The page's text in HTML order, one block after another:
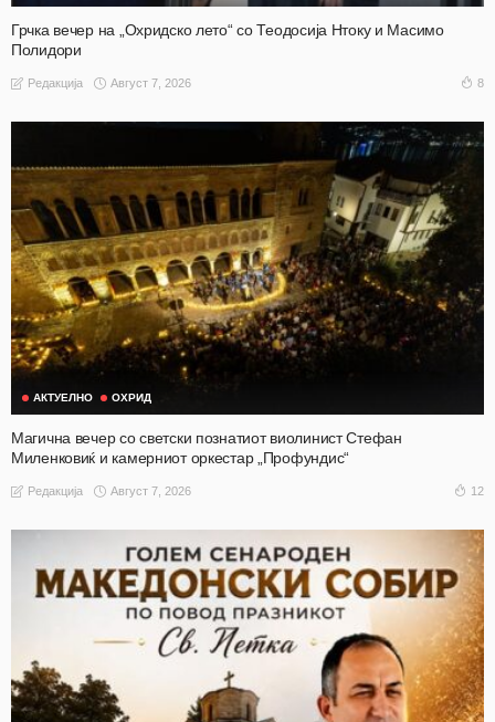
Грчка вечер на „Охридско лето“ со Теодосија Нтоку и Масимо
Полидори
Редакција Август 7, 2026 8
АКТУЕЛНО ОХРИД
Магична вечер со светски познатиот виолинист Стефан
Миленковиќ и камерниот оркестар „Профундис“
Редакција Август 7, 2026 12